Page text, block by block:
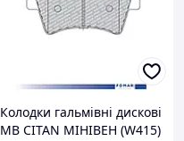
Колодки гальмівні дискові
MB CITAN МІНІВЕН (W415)